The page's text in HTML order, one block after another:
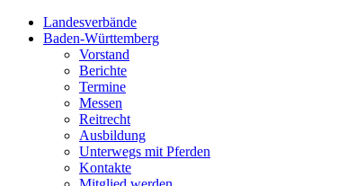
Landesverbände
Baden-Württemberg
Vorstand
Berichte
Termine
Messen
Reitrecht
Ausbildung
Unterwegs mit Pferden
Kontakte